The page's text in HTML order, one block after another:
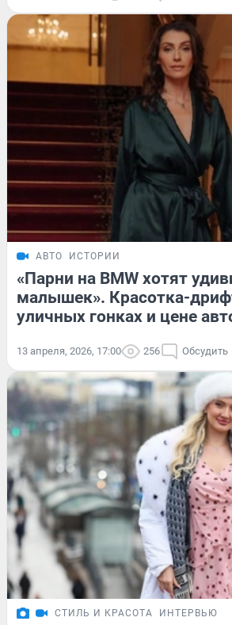
АВТО ИСТОРИИ
«Парни на BMW хотят
малышек». Красотка-
уличных гонках и цене
13 апреля, 2026, 17:00 256 Обсудить
СТИЛЬ И КРАСОТА ИНТЕРВЬЮ